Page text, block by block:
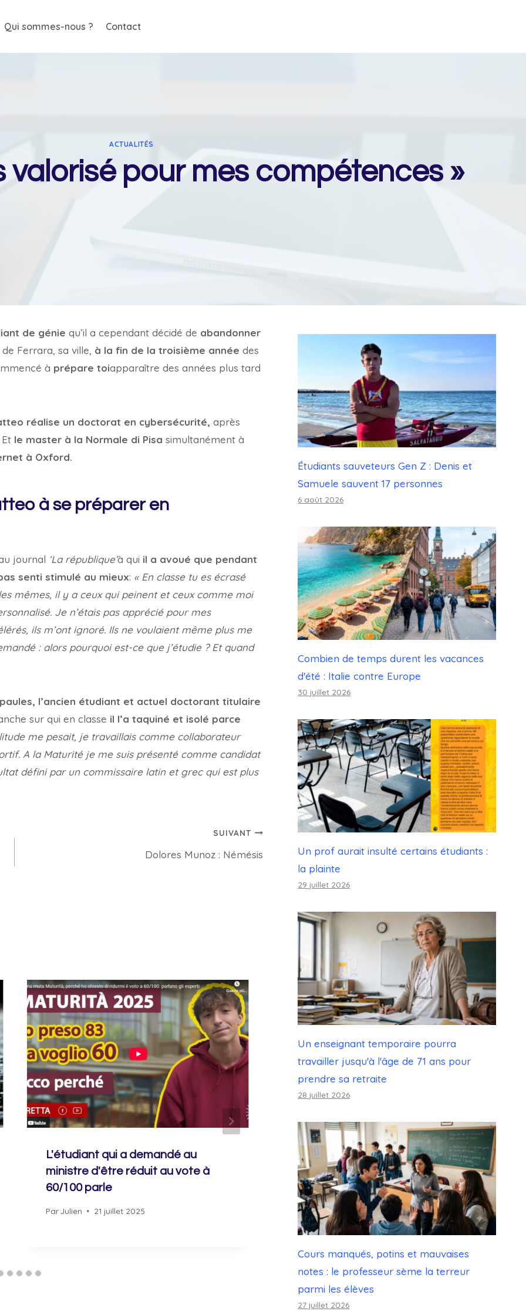
Qui sommes-nous ? Contact
ACTUALITÉS
valorisé pour mes compétences »
de génie qu’il a cependant décidé de abandonner
Ferrara, sa ville, à la fin de la troisième année des
à prépare toiapparaître des années plus tard
réalise un doctorat en cybersécurité, après
Et le master à la Normale di Pisa simultanément à
à Oxford.
à se préparer en
journal ‘La république’à qui il a avoué que pendant
senti stimulé au mieux: « En classe tu es écrasé
mêmes, il y a ceux qui peinent et ceux comme moi
Je n’étais pas apprécié pour mes
ils m’ont ignoré. Ils ne voulaient même plus me
: alors pourquoi est-ce que j’étudie ? Et quand
l’ancien étudiant et actuel doctorant titulaire
sur qui en classe il l’a taquiné et isolé parce
me pesait, je travaillais comme collaborateur
A la Maturité je me suis présenté comme candidat
défini par un commissaire latin et grec qui est plus
SUIVANT
Dolores Munoz : Némésis
L'étudiant qui a demandé au
ministre d'être réduit au vote à
60/100 parle
Par Julien 21 juillet 2025
le projet de loi a été présenté
ParJulien 1 septembre 2023
Étudiants sauveteurs Gen Z : Denis et
Samuele sauvent 17 personnes
6 août 2026
Combien de temps durent les vacances
d'été : Italie contre Europe
30 juillet 2026
Un prof aurait insulté certains étudiants :
la plainte
29 juillet 2026
Un enseignant temporaire pourra
travailler jusqu'à l'âge de 71 ans pour
prendre sa retraite
28 juillet 2026
Cours manqués, potins et mauvaises
notes : le professeur sème la terreur
parmi les élèves
27 juillet 2026